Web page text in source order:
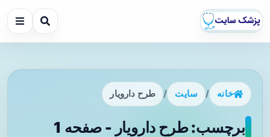
خانه / سایت / طرح دارویار
برچسب: طرح دارویار - صفحه 1